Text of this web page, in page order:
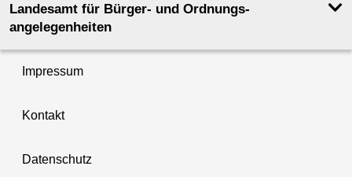
Landesamt für Bürger- und Ordnungs­
angelegenheiten
Impressum
Kontakt
Datenschutz